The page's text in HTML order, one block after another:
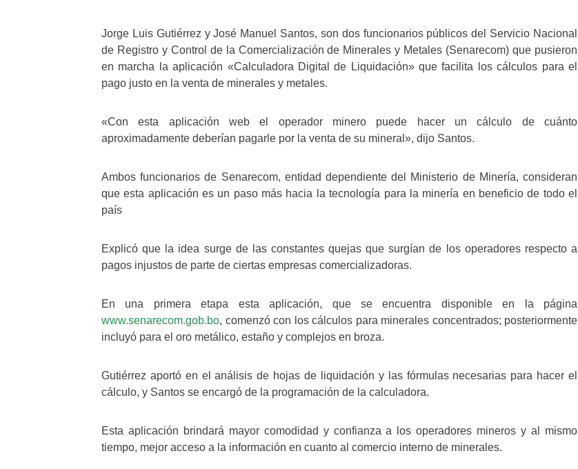
Jorge Luis Gutiérrez y José Manuel Santos, son dos funcionarios públicos del Servicio Nacional
de Registro y Control de la Comercialización de Minerales y Metales (Senarecom) que pusieron
en marcha la aplicación «Calculadora Digital de Liquidación» que facilita los cálculos para el
pago justo en la venta de minerales y metales.
«Con esta aplicación web el operador minero puede hacer un cálculo de cuánto
aproximadamente deberían pagarle por la venta de su mineral», dijo Santos.
Ambos funcionarios de Senarecom, entidad dependiente del Ministerio de Minería, consideran
que esta aplicación es un paso más hacia la tecnología para la minería en beneficio de todo el
país
Explicó que la idea surge de las constantes quejas que surgían de los operadores respecto a
pagos injustos de parte de ciertas empresas comercializadoras.
En una primera etapa esta aplicación, que se encuentra disponible en la página
www.senarecom.gob.bo, comenzó con los cálculos para minerales concentrados; posteriormente
incluyó para el oro metálico, estaño y complejos en broza.
Gutiérrez aportó en el análisis de hojas de liquidación y las fórmulas necesarias para hacer el
cálculo, y Santos se encargó de la programación de la calculadora.
Esta aplicación brindará mayor comodidad y confianza a los operadores mineros y al mismo
tiempo, mejor acceso a la información en cuanto al comercio interno de minerales.